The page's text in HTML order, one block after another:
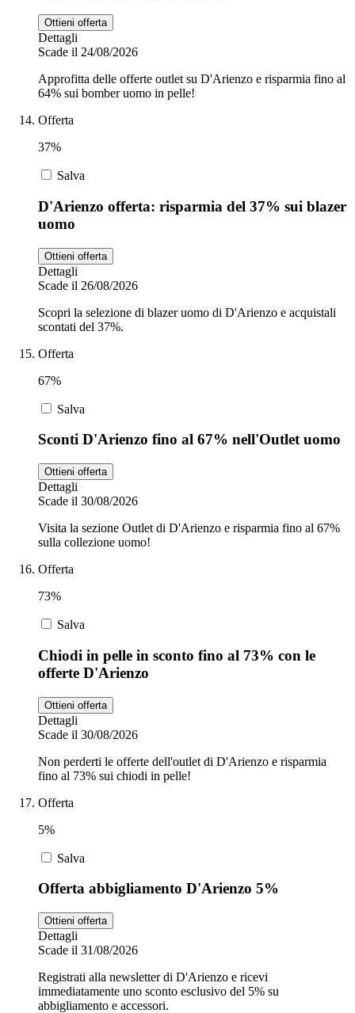
Ottieni offerta
Dettagli
Scade il 24/08/2026
Approfitta delle offerte outlet su D'Arienzo e risparmia fino al
64% sui bomber uomo in pelle!
Offerta
37%
Salva
D'Arienzo offerta: risparmia del 37% sui blazer
uomo
Ottieni offerta
Dettagli
Scade il 26/08/2026
Scopri la selezione di blazer uomo di D'Arienzo e acquistali
scontati del 37%.
Offerta
67%
Salva
Sconti D'Arienzo fino al 67% nell'Outlet uomo
Ottieni offerta
Dettagli
Scade il 30/08/2026
Visita la sezione Outlet di D'Arienzo e risparmia fino al 67%
sulla collezione uomo!
Offerta
73%
Salva
Chiodi in pelle in sconto fino al 73% con le
offerte D'Arienzo
Ottieni offerta
Dettagli
Scade il 30/08/2026
Non perderti le offerte dell'outlet di D'Arienzo e risparmia
fino al 73% sui chiodi in pelle!
Offerta
5%
Salva
Offerta abbigliamento D'Arienzo 5%
Ottieni offerta
Dettagli
Scade il 31/08/2026
Registrati alla newsletter di D'Arienzo e ricevi
immediatamente uno sconto esclusivo del 5% su
abbigliamento e accessori.